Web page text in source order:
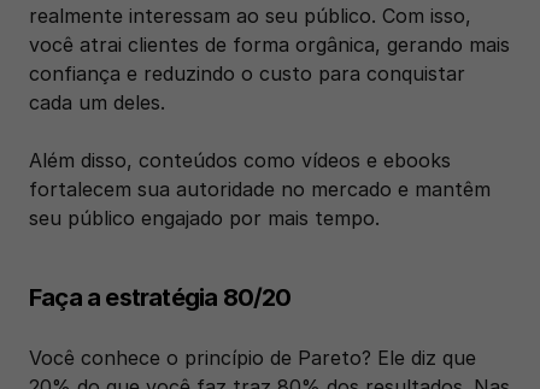
realmente interessam ao seu público. Com isso,
você atrai clientes de forma orgânica, gerando mais
confiança e reduzindo o custo para conquistar
cada um deles.
Além disso, conteúdos como vídeos e ebooks
fortalecem sua autoridade no mercado e mantêm
seu público engajado por mais tempo.
Faça a estratégia 80/20
Você conhece o princípio de Pareto? Ele diz que